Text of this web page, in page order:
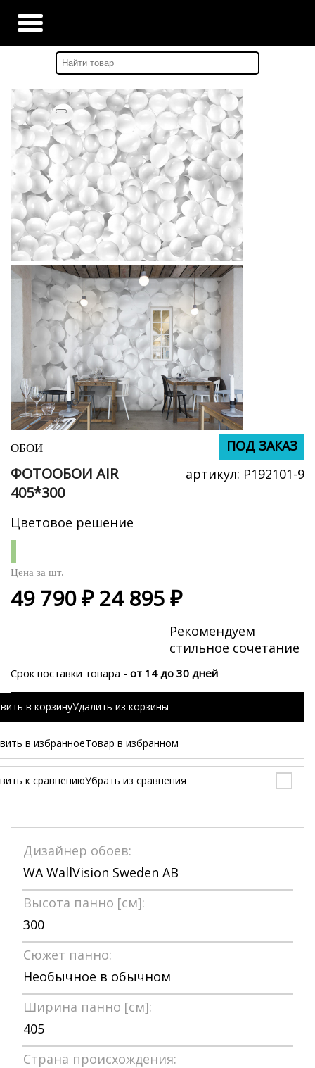
Главная
Каталог
ОБОИ
ФОТООБОИ AIR
405*300
ПОД ЗАКАЗ
артикул: P192101-9
Цветовое решение
Рекомендуем
стильное сочетание
Цена за шт.
49 790 ₽24 895 ₽
ПОД ЗАКАЗ
Срок поставки товара - от 14 до 30 дней
в корзинуУдалить из корзины
в избранноеТовар в избранном
к сравнениюУбрать из сравнения
Дизайнер обоев:
WA WallVision Sweden AB
Высота панно [см]:
300
Сюжет панно:
Необычное в обычном
Ширина панно [см]:
405
Страна происхождения: